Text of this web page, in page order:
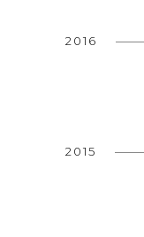
2016
2015